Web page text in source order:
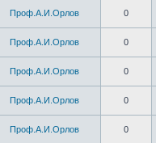
Проф.А.И.Орлов 0
Проф.А.И.Орлов 0
Проф.А.И.Орлов 0
Проф.А.И.Орлов 0
Проф.А.И.Орлов 0